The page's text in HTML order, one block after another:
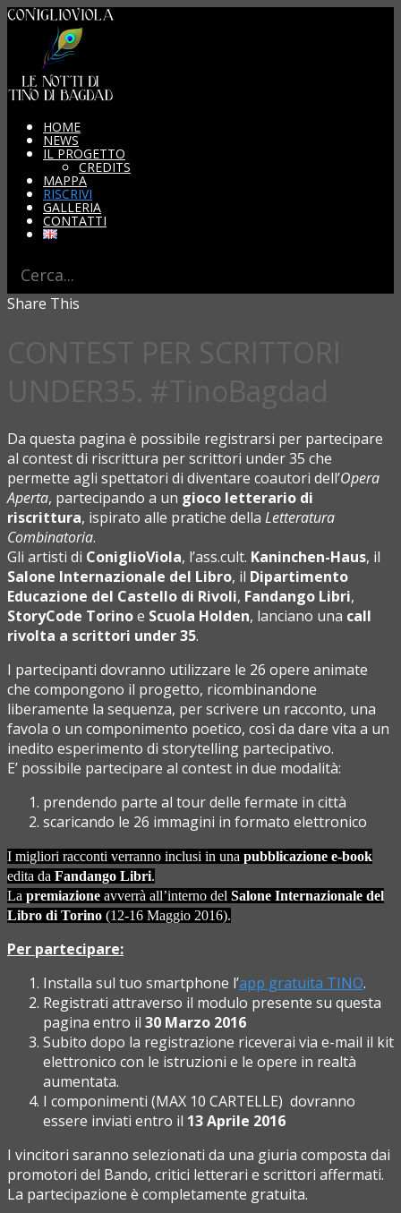
HOME
NEWS
IL PROGETTO
CREDITS
MAPPA
RISCRIVI
GALLERIA
CONTATTI
Share This
CONTEST PER SCRITTORI
UNDER35. #TinoBagdad
Da questa pagina è possibile registrarsi per partecipare
al contest di riscrittura per scrittori under 35 che
permette agli spettatori di diventare coautori dell’Opera
Aperta, partecipando a un gioco letterario di
riscrittura, ispirato alle pratiche della Letteratura
Combinatoria.
Gli artisti di ConiglioViola, l’ass.cult. Kaninchen-Haus, il
Salone Internazionale del Libro, il Dipartimento
Educazione del Castello di Rivoli, Fandango Libri,
StoryCode Torinoe Scuola Holden, lanciano una call
rivolta a scrittori under 35.
I partecipanti dovranno utilizzare le 26 opere animate
che compongono il progetto, ricombinandone
liberamente la sequenza, per scrivere un racconto, una
favola o un componimento poetico, così da dare vita a un
inedito esperimento di storytelling partecipativo.
E’ possibile partecipare al contest in due modalità:
prendendo parte al tour delle fermate in città
scaricando le 26 immagini in formato elettronico
I migliori racconti verranno inclusi in una pubblicazione e-book
edita da Fandango Libri.
La premiazione avverrà all’interno del Salone Internazionale del
Libro di Torino (12-16 Maggio 2016).
Per partecipare:
Installa sul tuo smartphone l’app gratuita TINO.
Registrati attraverso il modulo presente su questa
pagina entro il 30 Marzo 2016
Subito dopo la registrazione riceverai via e-mail il kit
elettronico con le istruzioni e le opere in realtà
aumentata.
I componimenti (MAX 10 CARTELLE) dovranno
essere inviati entro il 13 Aprile 2016
I vincitori saranno selezionati da una giuria composta dai
promotori del Bando, critici letterari e scrittori affermati.
La partecipazione è completamente gratuita.